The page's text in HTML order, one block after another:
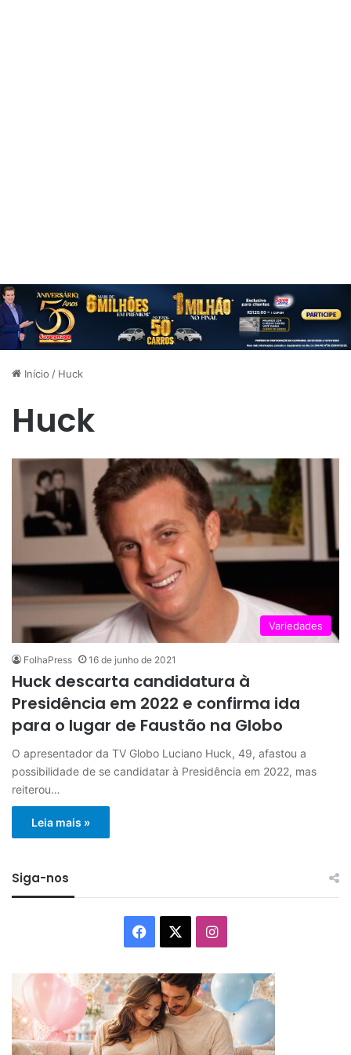
Início / Huck
Huck
Variedades
FolhaPress 16 de junho de 2021
Huck descarta candidatura à
Presidência em 2022 e confirma ida
para o lugar de Faustão na Globo
O apresentador da TV Globo Luciano Huck, 49, afastou a
possibilidade de se candidatar à Presidência em 2022, mas
reiterou…
Leia mais »
Siga-nos
Facebook Instagram